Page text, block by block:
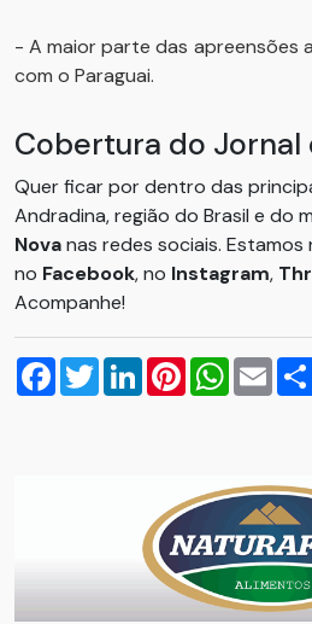
- A maior parte das apreensões
com o Paraguai.
Cobertura do Jornal
Quer ficar por dentro das
Andradina, região do Brasil e do
Novanas redes sociais. Estamos
no Facebook, no Instagram,
Acompanhe!
Facebook
TwitterLinkedInPinterest